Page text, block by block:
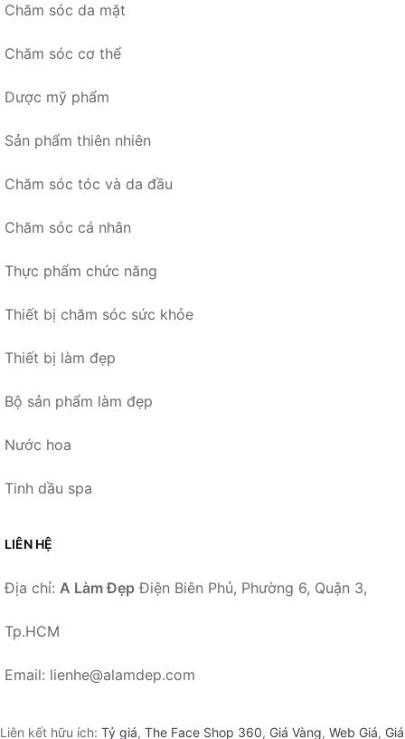
Chăm sóc da mặt
Chăm sóc cơ thể
Dược mỹ phẩm
Sản phẩm thiên nhiên
Chăm sóc tóc và da đầu
Chăm sóc cá nhân
Thực phẩm chức năng
Thiết bị chăm sóc sức khỏe
Thiết bị làm đẹp
Bộ sản phẩm làm đẹp
Nước hoa
Tinh dầu spa
LIÊN HỆ
Địa chỉ: A Làm Đẹp Điện Biên Phủ, Phường 6, Quận 3,
Tp.HCM
Email: lienhe@alamdep.com
Liên kết hữu ích: Tỷ giá, The Face Shop 360, Giá Vàng, Web Giá, Giá